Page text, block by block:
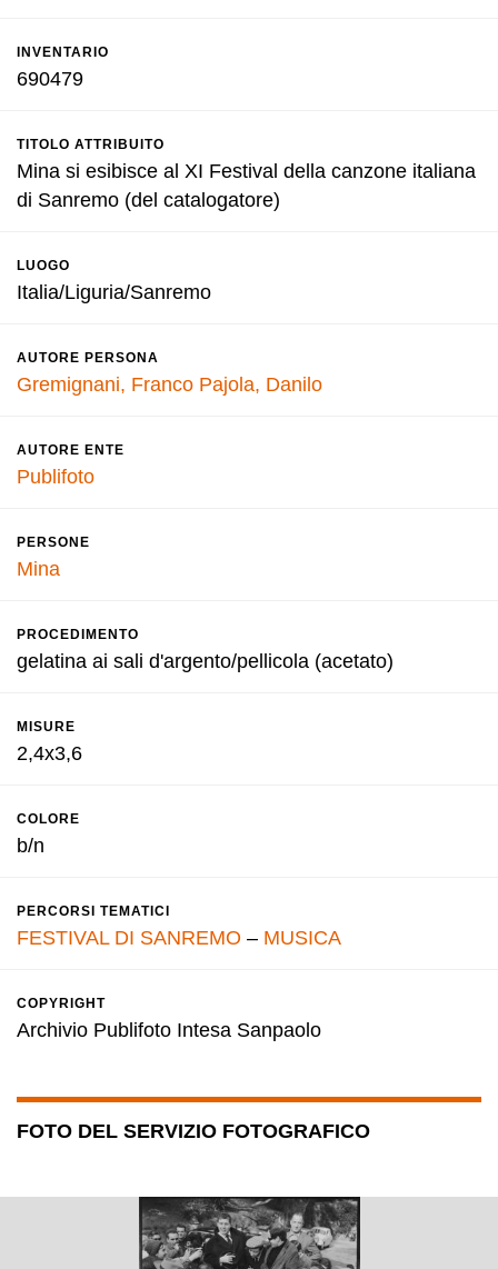
INVENTARIO
690479
TITOLO ATTRIBUITO
Mina si esibisce al XI Festival della canzone italiana
di Sanremo (del catalogatore)
LUOGO
Italia/Liguria/Sanremo
AUTORE PERSONA
Gremignani, Franco Pajola, Danilo
AUTORE ENTE
Publifoto
PERSONE
Mina
PROCEDIMENTO
gelatina ai sali d'argento/pellicola (acetato)
MISURE
2,4x3,6
COLORE
b/n
PERCORSI TEMATICI
FESTIVAL DI SANREMO – MUSICA
COPYRIGHT
Archivio Publifoto Intesa Sanpaolo
FOTO DEL SERVIZIO FOTOGRAFICO